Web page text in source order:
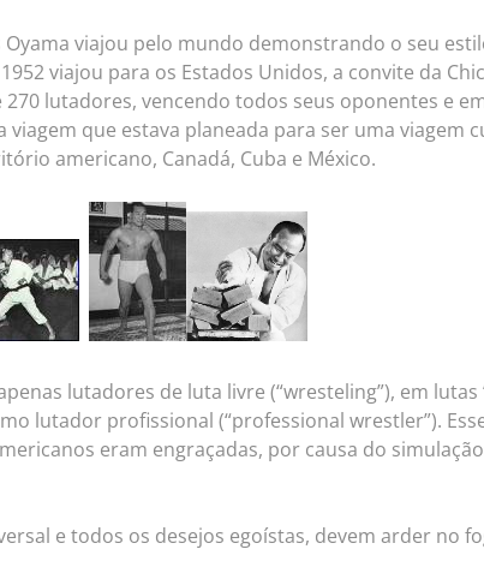
viajou pelo mundo demonstrando o seu
viajou para os Estados Unidos, a convite da
lutadores, vencendo todos seus oponentes e
viagem que estava planeada para ser uma viagem
americano, Canadá, Cuba e México.
lutadores de luta livre (“wresteling”), em lutas
lutador profissional (“professional wrestler”).
eram engraçadas, por causa do
e todos os desejos egoístas, devem arder no